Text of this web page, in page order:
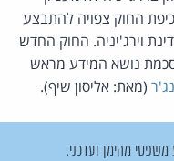
החוק צפויה להתבצע
וירג'יניה. החוק החדש
נושא המידע מראש
(מאת: אליסון שיף).
מהימן ועדכני.